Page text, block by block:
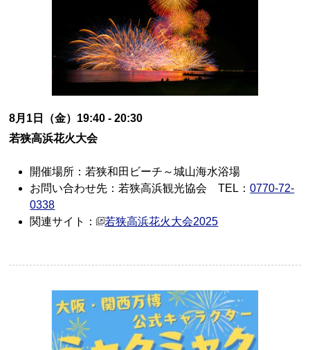
8月1日（金）19:40 - 20:30
若狭高浜花火大会
開催場所：若狭和田ビーチ～城山海水浴場
お問い合わせ先：若狭高浜観光協会 TEL：0770-72-
0338
関連サイト：
若狭高浜花火大会2025